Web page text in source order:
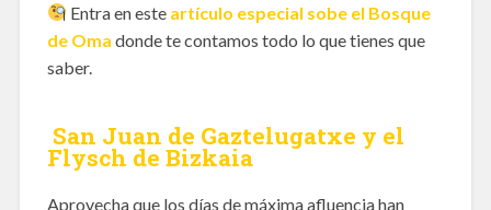
Entra en este artículo especial sobe el Bosque
de Oma donde te contamos todo lo que tienes que
saber.
San Juan de Gaztelugatxe y el
Flysch de Bizkaia
Aprovecha que los días de máxima afluencia han